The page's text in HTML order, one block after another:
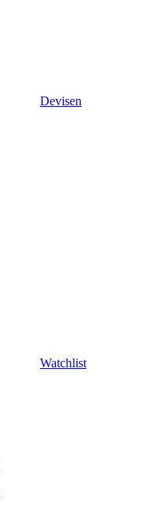
Devisen
Watchlist